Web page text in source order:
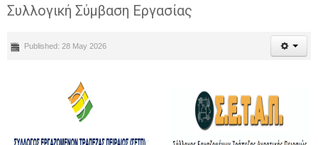
Συλλογική Σύμβαση Εργασίας
Published: 28 May 2026